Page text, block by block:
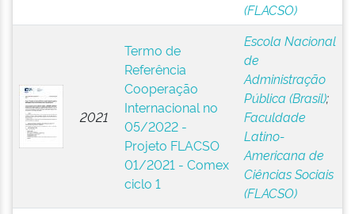
(FLACSO)
2021
Termo de
Referência
Cooperação
Internacional no
05/2022 -
Projeto FLACSO
01/2021 - Comex
ciclo 1
Escola Nacional
de
Administração
Pública (Brasil);
Faculdade
Latino-
Americana de
Ciências Sociais
(FLACSO)